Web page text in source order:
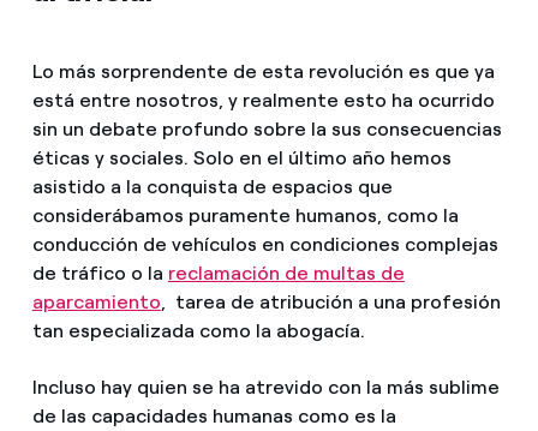
Lo más sorprendente de esta revolución es que ya
está entre nosotros, y realmente esto ha ocurrido
sin un debate profundo sobre la sus consecuencias
éticas y sociales. Solo en el último año hemos
asistido a la conquista de espacios que
considerábamos puramente humanos, como la
conducción de vehículos en condiciones complejas
de tráfico o la reclamación de multas de
aparcamiento, tarea de atribución a una profesión
tan especializada como la abogacía.
Incluso hay quien se ha atrevido con la más sublime
de las capacidades humanas como es la